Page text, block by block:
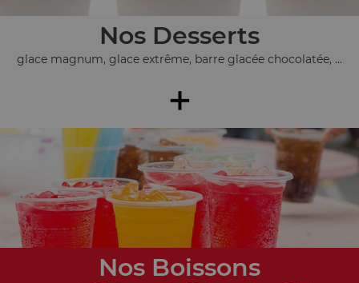
Nos Desserts
glace magnum, glace extrême, barre glacée chocolatée, ...
+
Nos Boissons